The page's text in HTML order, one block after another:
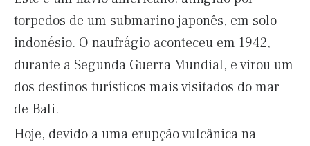
torpedos de um submarino japonês, em solo
indonésio. O naufrágio aconteceu em 1942,
durante a Segunda Guerra Mundial, e virou um
dos destinos turísticos mais visitados do mar
de Bali.
Hoje, devido a uma erupção vulcânica na